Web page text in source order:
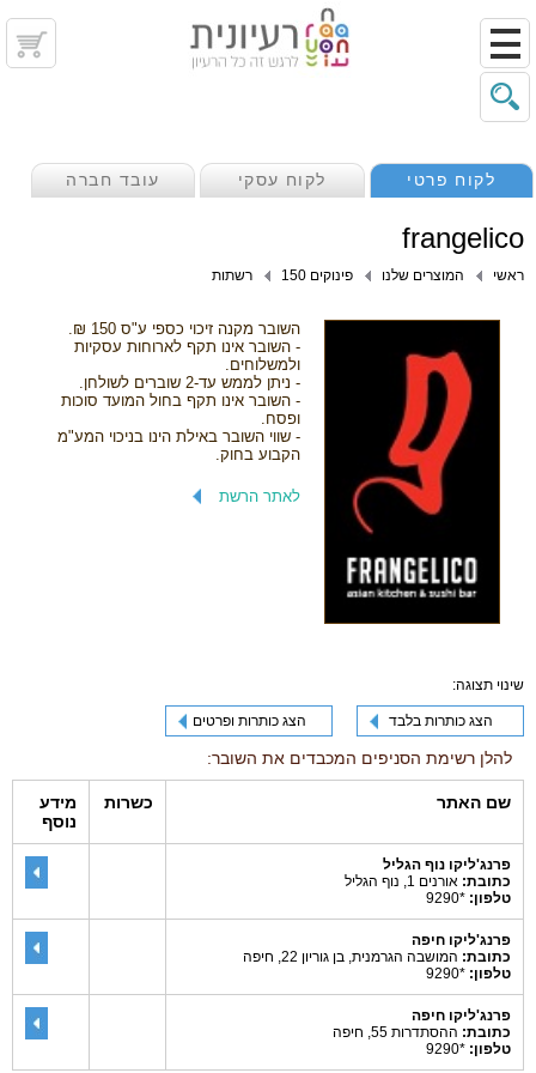
לקוח פרטי לקוח עסקי עובד חברה
frangelico
ראשי המוצרים שלנו פינוקים 150 רשתות
השובר מקנה זיכוי כספי ע"ס 150 ₪.
- השובר אינו תקף לארוחות עסקיות
ולמשלוחים.
- ניתן לממש עד-2 שוברים לשולחן.
- השובר אינו תקף בחול המועד סוכות
ופסח.
- שווי השובר באילת הינו בניכוי המע"מ
הקבוע בחוק.
לאתר הרשת
שינוי תצוגה:
הצג כותרות בלבד הצג כותרות ופרטים
להלן רשימת הסניפים המכבדים את השובר:
שם האתר כשרות
מידע
נוסף
פרנג'ליקו נוף הגליל
כתובת: אורנים 1, נוף הגליל
טלפון: *9290
פרנג'ליקו חיפה
כתובת: המושבה הגרמנית, בן גוריון 22, חיפה
טלפון: *9290
פרנג'ליקו חיפה
כתובת: ההסתדרות 55, חיפה
טלפון: *9290